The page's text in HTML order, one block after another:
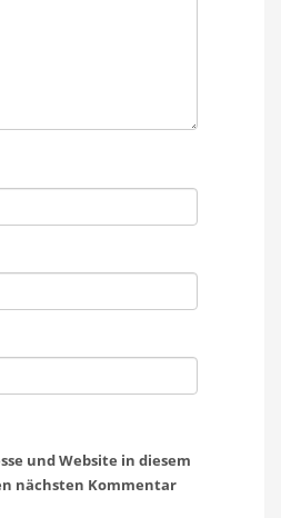
und Website in diesem
nächsten Kommentar